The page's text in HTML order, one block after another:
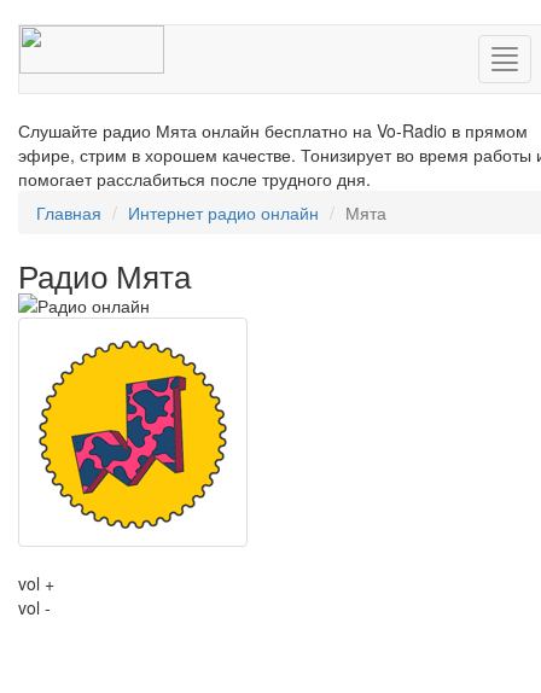
Слушайте радио Мята онлайн бесплатно на Vo-Radio в прямом
эфире, стрим в хорошем качестве. Тонизирует во время работы
помогает расслабиться после трудного дня.
Главная
Интернет радио онлайн Мята
Радио Мята
vol +
vol -